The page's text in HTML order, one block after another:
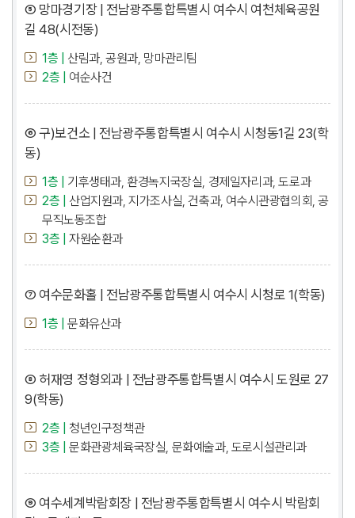
⑤ 망마경기장 | 전남광주통합특별시 여수시 여천체육공원
길 48(시전동)
1층 |
산림과, 공원과, 망마관리팀
2층 |
여순사건
⑥ 구)보건소 | 전남광주통합특별시 여수시 시청동1길 23(학
동)
1층 |
기후생태과, 환경녹지국장실, 경제일자리과, 도로과
2층 |
산업지원과, 지가조사실, 건축과, 여수시관광협의회, 공
무직노동조합
3층 |
자원순환과
⑦ 여수문화홀 | 전남광주통합특별시 여수시 시청로 1(학동)
1층 | 문화유산과
⑧ 허재영 정형외과 | 전남광주통합특별시 여수시 도원로 27
9(학동)
2층 |
청년인구정책관
3층 |
문화관광체육국장실, 문화예술과, 도로시설관리과
⑨ 여수세계박람회장 | 전남광주통합특별시 여수시 박람회